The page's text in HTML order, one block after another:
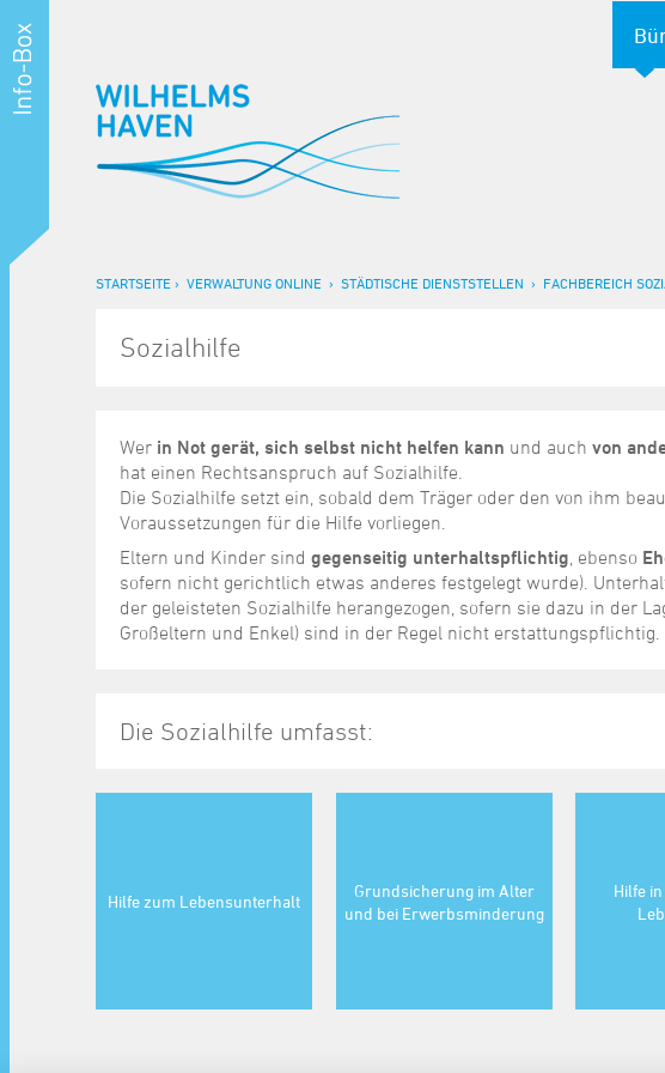
STARTSEITE VERWALTUNG ONLINE STÄDTISCHE DIENSTSTELLEN FACHBEREICH
Sozialhilfe
Wer in Not gerät, sich selbst nicht helfen kann und auch von
hat einen Rechtsanspruch auf Sozialhilfe.
Die Sozialhilfe setzt ein, sobald dem Träger oder den von ihm
Voraussetzungen für die Hilfe vorliegen.
Eltern und Kinder sind gegenseitig unterhaltspflichtig , ebenso
sofern nicht gerichtlich etwas anderes festgelegt wurde).
der geleisteten Sozialhilfe herangezogen, sofern sie dazu in der
Großeltern und Enkel) sind in der Regel nicht erstattungspflichtig.
Die Sozialhilfe umfasst:
Hilfe zum Lebensunterhalt
Grundsicherung im Alter
und bei Erwerbsminderung
Hilfe